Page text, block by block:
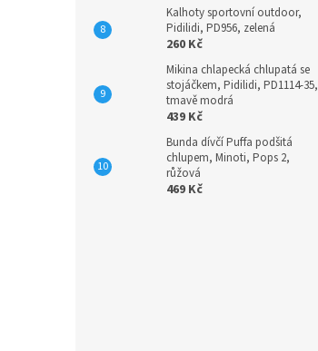
Kalhoty sportovní outdoor,
Pidilidi, PD956, zelená
260 Kč
Mikina chlapecká chlupatá se
stojáčkem, Pidilidi, PD1114-35,
tmavě modrá
439 Kč
Bunda dívčí Puffa podšitá
chlupem, Minoti, Pops 2,
růžová
469 Kč